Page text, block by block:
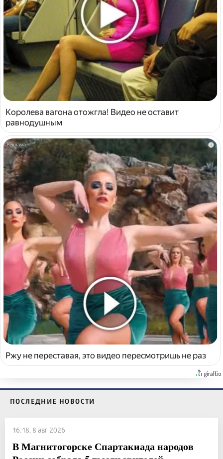
Королева вагона отожгла! Видео не оставит
равнодушным
i
Ржу не переставая, это видео пересмотришь не раз
ПОСЛЕДНИЕ НОВОСТИ
16:18, 8 авг 2026
В Магнитогорске Спартакиада народов